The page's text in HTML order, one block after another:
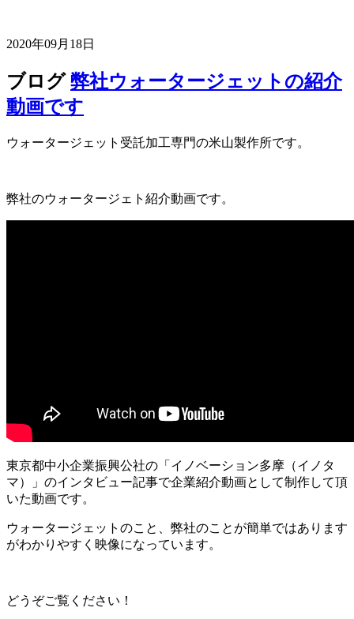
2020年09月18日
ブログ 弊社ウォータージェットの紹介
動画です
ウォータージェット受託加工専門の米山製作所です。
弊社のウォータージェト紹介動画です。
東京都中小企業振興公社の「イノベーション多摩（イノタ
マ）」のインタビュー記事で企業紹介動画として制作して頂
いた動画です。
ウォータージェットのこと、弊社のことが簡単ではあります
がわかりやすく映像になっています。
どうぞご覧ください！